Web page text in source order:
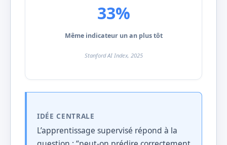
33%
Même indicateur un an plus tôt
Stanford AI Index, 2025
IDÉE CENTRALE
L’apprentissage supervisé répond à la